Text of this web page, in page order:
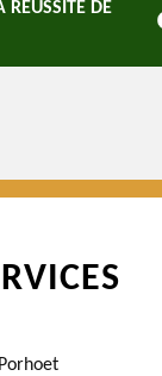
RÉUSSITE DE